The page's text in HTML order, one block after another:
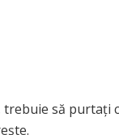
să purtați